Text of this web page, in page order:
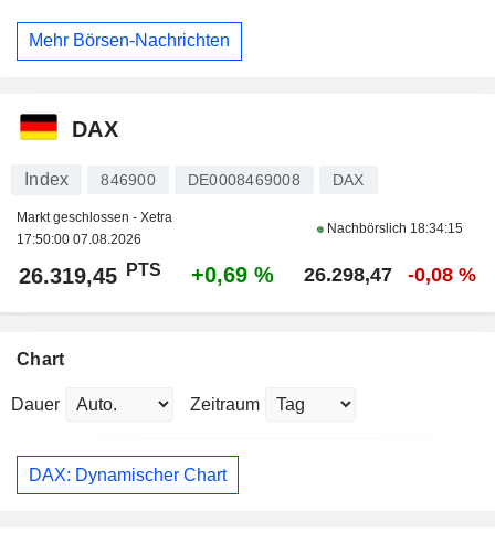
Mehr Börsen-Nachrichten
DAX
Index 846900 DE0008469008 DAX
Markt geschlossen - Xetra
17:50:00 07.08.2026
Nachbörslich 18:34:15
26.319,45 PTS +0,69 % 26.298,47 -0,08 %
Chart
Dauer Zeitraum
DAX: Dynamischer Chart